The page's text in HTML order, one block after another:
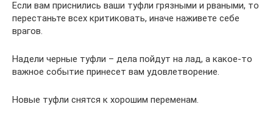
Если вам приснились ваши туфли грязными и рваными, то
перестаньте всех критиковать, иначе наживете себе
врагов.
Надели черные туфли – дела пойдут на лад, а какое-то
важное событие принесет вам удовлетворение.
Новые туфли снятся к хорошим переменам.